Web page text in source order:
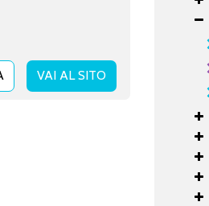
VAI AL SITO